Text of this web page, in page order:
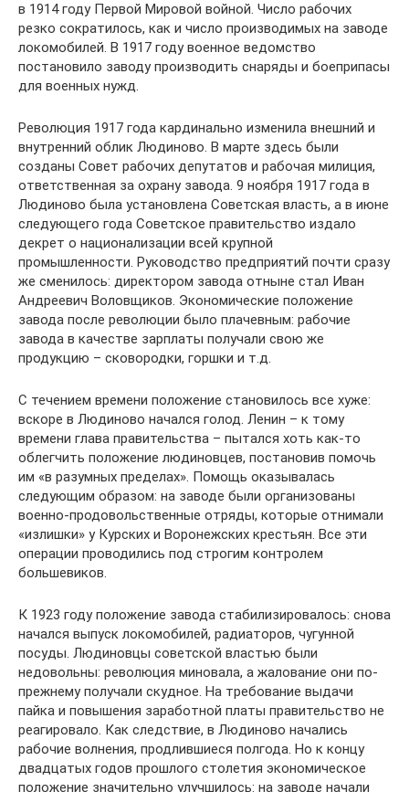
в 1914 году Первой Мировой войной. Число рабочих
резко сократилось, как и число производимых на заводе
локомобилей. В 1917 году военное ведомство
постановило заводу производить снаряды и боеприпасы
для военных нужд.
Революция 1917 года кардинально изменила внешний и
внутренний облик Людиново. В марте здесь были
созданы Совет рабочих депутатов и рабочая милиция,
ответственная за охрану завода. 9 ноября 1917 года в
Людиново была установлена Советская власть, а в июне
следующего года Советское правительство издало
декрет о национализации всей крупной
промышленности. Руководство предприятий почти сразу
же сменилось: директором завода отныне стал Иван
Андреевич Воловщиков. Экономические положение
завода после революции было плачевным: рабочие
завода в качестве зарплаты получали свою же
продукцию – сковородки, горшки и т.д.
С течением времени положение становилось все хуже:
вскоре в Людиново начался голод. Ленин – к тому
времени глава правительства – пытался хоть как-то
облегчить положение людиновцев, постановив помочь
им «в разумных пределах». Помощь оказывалась
следующим образом: на заводе были организованы
военно-продовольственные отряды, которые отнимали
«излишки» у Курских и Воронежских крестьян. Все эти
операции проводились под строгим контролем
большевиков.
К 1923 году положение завода стабилизировалось: снова
начался выпуск локомобилей, радиаторов, чугунной
посуды. Людиновцы советской властью были
недовольны: революция миновала, а жалование они по-
прежнему получали скудное. На требование выдачи
пайка и повышения заработной платы правительство не
реагировало. Как следствие, в Людиново начались
рабочие волнения, продлившиеся полгода. Но к концу
двадцатых годов прошлого столетия экономическое
положение значительно улучшилось: на заводе начали